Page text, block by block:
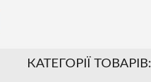
КАТЕГОРІЇ ТОВАРІВ: